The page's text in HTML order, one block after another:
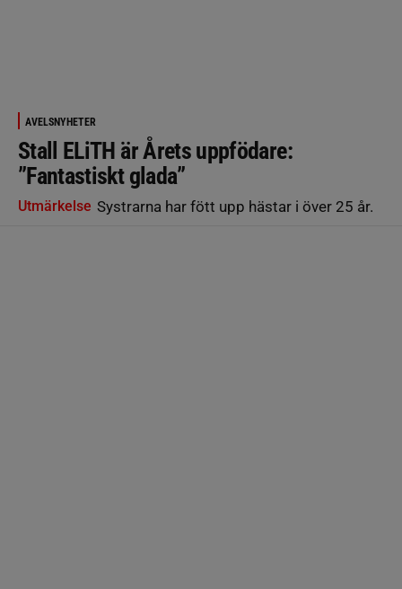
AVELSNYHETER
Stall ELiTH är Årets uppfödare:
”Fantastiskt glada”
Utmärkelse Systrarna har fött upp hästar i över 25 år.